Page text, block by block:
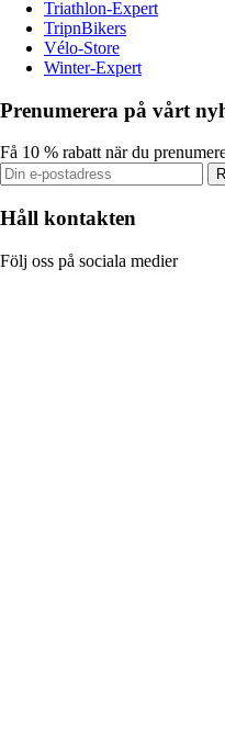
Triathlon-Expert
TripnBikers
Vélo-Store
Winter-Expert
Prenumerera på vårt
Få 10 % rabatt när du
Håll kontakten
Följ oss på sociala medier